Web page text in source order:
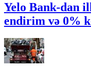
Yelo Bank-dan
endirim və 0%